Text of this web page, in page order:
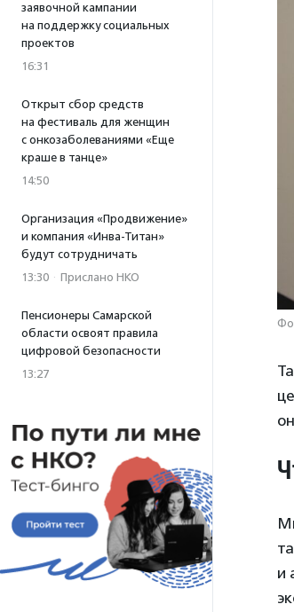
заявочной кампании
на поддержку социальных
проектов
16:31
Открыт сбор средств
на фестиваль для женщин
с онкозаболеваниями «Еще
краше в танце»
14:50
Организация «Продвижение»
и компания «Инва-Титан»
будут сотрудничать
13:30 · Прислано НКО
Пенсионеры Самарской
области освоят правила
цифровой безопасности
13:27
и